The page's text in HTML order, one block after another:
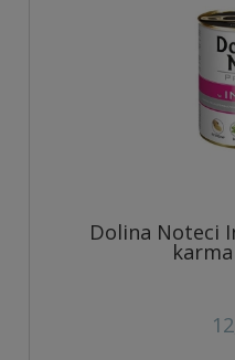
Dolina Noteci